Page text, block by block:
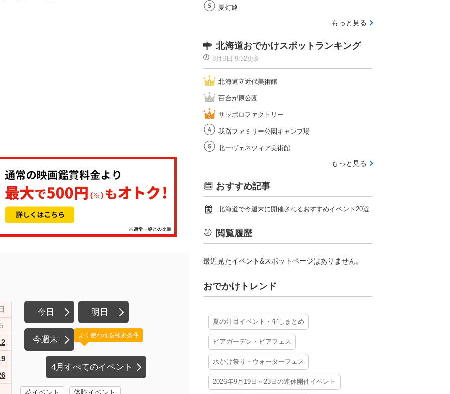
今日 明日
今週末
4月すべてのイベント
よく使われる検索条件
夏灯路
もっと見る
北海道おでかけスポットランキング
8月6日 9:32更新
北海道立近代美術館
百合が原公園
サッポロファクトリー
我路ファミリー公園キャンプ場
北一ヴェネツィア美術館
もっと見る
おすすめ記事
北海道で今週末に開催されるおすすめイベント20選
閲覧履歴
最近見たイベント&スポットページはありません。
おでかけトレンド
夏の注目イベント・催しまとめ
ビアガーデン・ビアフェス
水かけ祭り・ウォーターフェス
2026年9月19日～23日の連休開催イベント